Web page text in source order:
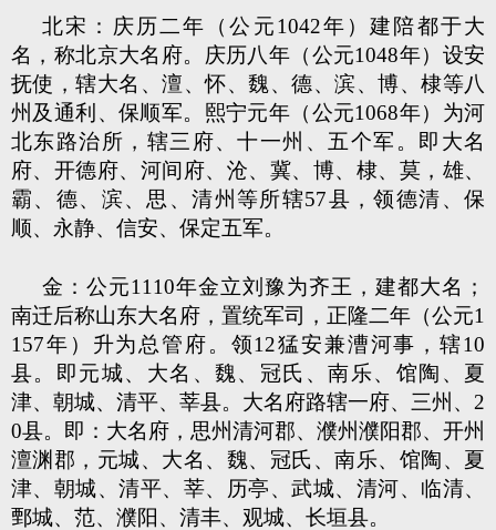
北宋：庆历二年（公元1042年）建陪都于大
名，称北京大名府。庆历八年（公元1048年）设安
抚使，辖大名、澶、怀、魏、德、滨、博、棣等八
州及通利、保顺军。熙宁元年（公元1068年）为河
北东路治所，辖三府、十一州、五个军。即大名
府、开德府、河间府、沧、冀、博、棣、莫，雄、
霸、德、滨、思、清州等所辖57县，领德清、保
顺、永静、信安、保定五军。
金：公元1110年金立刘豫为齐王，建都大名；
南迁后称山东大名府，置统军司，正隆二年（公元1
157年）升为总管府。领12猛安兼漕河事，辖10
县。即元城、大名、魏、冠氏、南乐、馆陶、夏
津、朝城、清平、莘县。大名府路辖一府、三州、2
0县。即：大名府，思州清河郡、濮州濮阳郡、开州
澶渊郡，元城、大名、魏、冠氏、南乐、馆陶、夏
津、朝城、清平、莘、历亭、武城、清河、临清、
鄄城、范、濮阳、清丰、观城、长垣县。